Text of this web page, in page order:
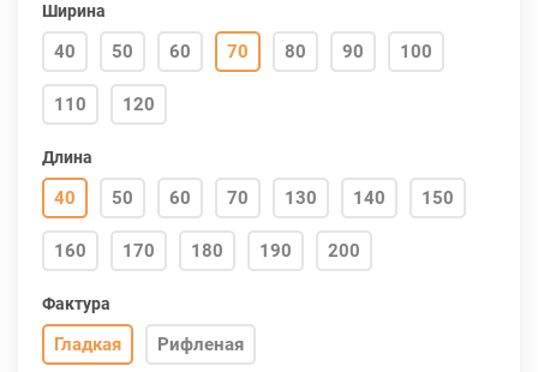
Ширина
40 50 60 70 80 90 100
110 120
Длина
40 50 60 70 130 140 150
160 170 180 190 200
Фактура
Гладкая Рифленая